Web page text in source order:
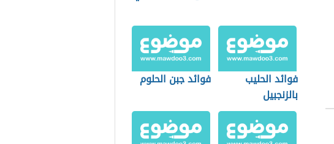
فوائد الحليب
بالزنجبيل
فوائد جبن الحلوم